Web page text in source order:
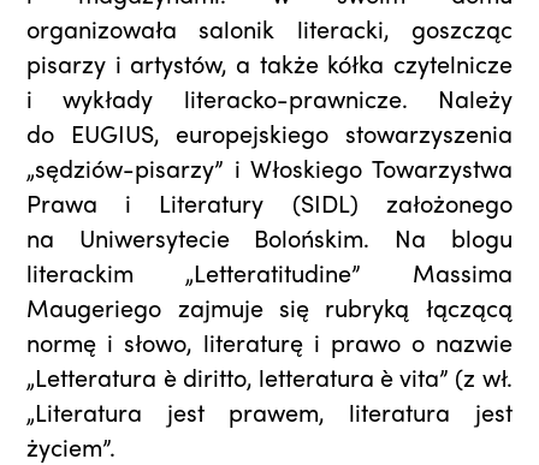
organizowała salonik literacki, goszcząc
pisarzy i artystów, a także kółka czytelnicze
i wykłady literacko-prawnicze. Należy
do EUGIUS, europejskiego stowarzyszenia
„sędziów-pisarzy” i Włoskiego Towarzystwa
Prawa i Literatury (SIDL) założonego
na Uniwersytecie Bolońskim. Na blogu
literackim „Letteratitudine” Massima
Maugeriego zajmuje się rubryką łączącą
normę i słowo, literaturę i prawo o nazwie
„Letteratura è diritto, letteratura è vita” (z wł.
„Literatura jest prawem, literatura jest
życiem”.